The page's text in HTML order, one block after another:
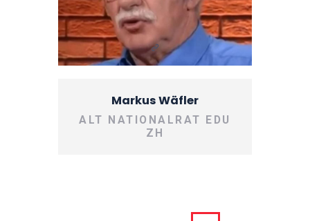
Markus Wäfler
ALT NATIONALRAT EDU
ZH